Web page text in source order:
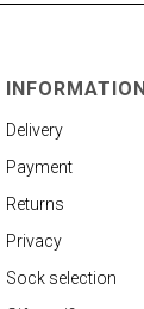
INFORMATION
Delivery
Payment
Returns
Privacy
Sock selection